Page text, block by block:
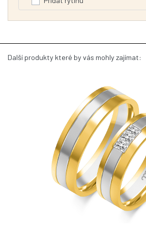
Další produkty které by vás mohly zajímat: